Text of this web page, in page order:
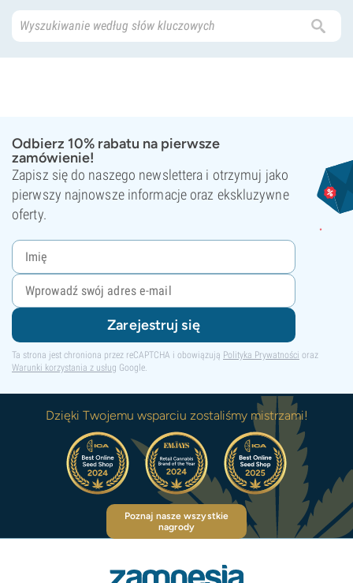
Odbierz 10% rabatu na pierwsze
zamówienie!
Zapisz się do naszego newslettera i otrzymuj jako
pierwszy najnowsze informacje oraz ekskluzywne
oferty.
Zarejestruj się
Ta strona jest chroniona przez reCAPTCHA i obowiązują Polityka Prywatności oraz
Warunki korzystania z usług Google.
Dzięki Twojemu wsparciu zostaliśmy mistrzami!
Poznaj nasze wszystkie
nagrody